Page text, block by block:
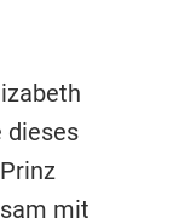
dieses
mit